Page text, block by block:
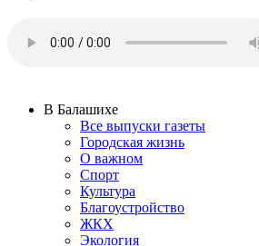
В Балашихе
Все выпуски газеты
Городская жизнь
О важном
Спорт
Культура
Благоустройство
ЖКХ
Экология